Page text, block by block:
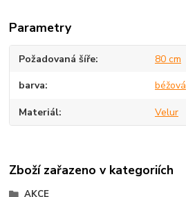
Parametry
Požadovaná šíře 80 cm
barva béžová
Materiál Velur
Zboží zařazeno v kategoriích
AKCE